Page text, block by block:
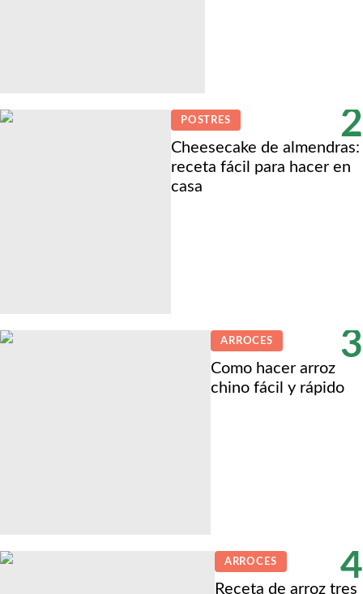
2
POSTRES
Cheesecake de almendras:
receta fácil para hacer en
casa
3
ARROCES
Como hacer arroz
chino fácil y rápido
4
ARROCES
Receta de arroz tres